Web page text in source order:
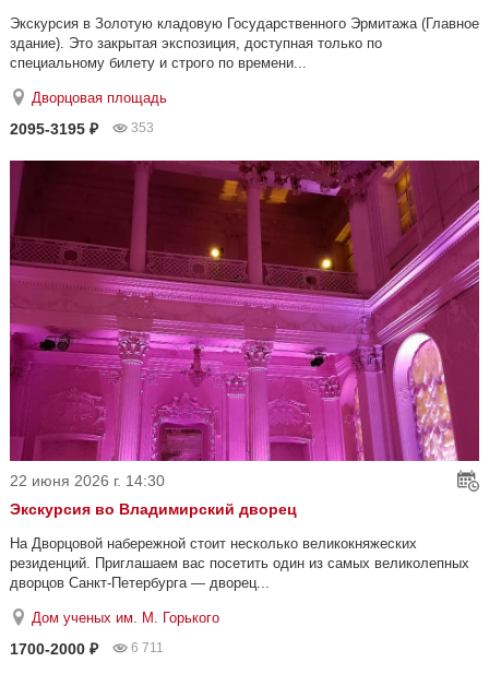
Экскурсия в Золотую кладовую Государственного Эрмитажа (Главное
здание). Это закрытая экспозиция, доступная только по
специальному билету и строго по времени...
Дворцовая площадь
2095-3195 ₽ 353
22 июня 2026 г. 14:30
Экскурсия во Владимирский дворец
На Дворцовой набережной стоит несколько великокняжеских
резиденций. Приглашаем вас посетить один из самых великолепных
дворцов Санкт-Петербурга — дворец...
Дом ученых им. М. Горького
1700-2000 ₽ 6 711